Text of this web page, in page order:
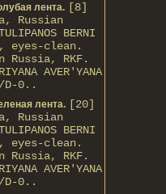
лента. [8]
Russian
BERNI
eyes-clean.
Russia, RKF.
AVER'YANA
D-0..
лента. [20]
Russian
BERNI
eyes-clean.
Russia, RKF.
AVER'YANA
D-0..